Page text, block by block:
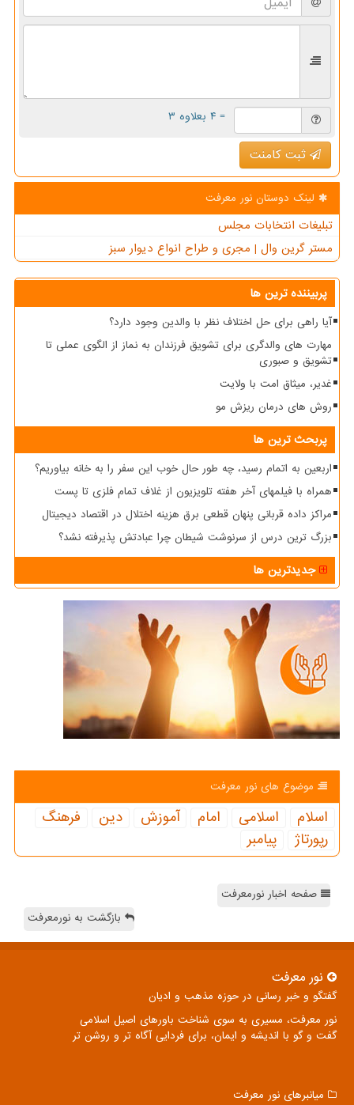
= ۴ بعلاوه ۳
ثبت کامنت
لینک دوستان نور معرفت
تبلیغات انتخابات مجلس
مستر گرین وال | مجری و طراح انواع دیوار سبز
پربیننده ترین ها
آیا راهی برای حل اختلاف نظر با والدین وجود دارد؟
مهارت های والدگری برای تشویق فرزندان به نماز از الگوی عملی تا
تشویق و صبوری
غدیر، میثاق امت با ولایت
روش های درمان ریزش مو
پربحث ترین ها
اربعین به اتمام رسید، چه طور حال خوب این سفر را به خانه بیاوریم؟
همراه با فیلمهای آخر هفته تلویزیون از غلاف تمام فلزی تا پست
مراکز داده قربانی پنهان قطعی برق هزینه اختلال در اقتصاد دیجیتال
بزرگ ترین درس از سرنوشت شیطان چرا عبادتش پذیرفته نشد؟
جدیدترین ها
موضوع های نور معرفت
اسلام اسلامی امام آموزش دین
فرهنگ
رپورتاژ
پیامبر
صفحه اخبار نورمعرفت
بازگشت به نورمعرفت
نور معرفت
گفتگو و خبر رسانی در حوزه مذهب و ادیان
نور معرفت، مسیری به سوی شناخت باورهای اصیل اسلامی
گفت و گو با اندیشه و ایمان، برای فردایی آگاه تر و روشن تر
میانبرهای نور معرفت